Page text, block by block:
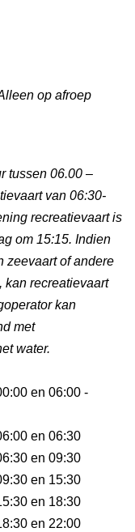
op afroep
tussen 06.00 –
van 06:30-
recreatievaart is
om 15:15. Indien
zeevaart of andere
kan recreatievaart
kan
met
water.
en 06:00 -
en 06:30
en 09:30
en 15:30
en 18:30
en 22:00